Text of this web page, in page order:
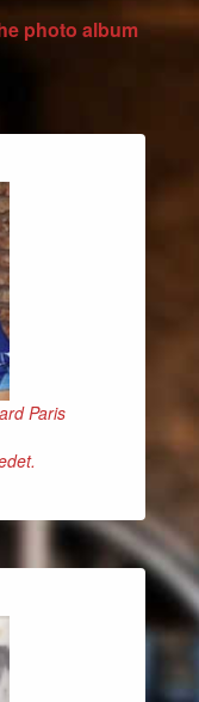
photo album
Paris